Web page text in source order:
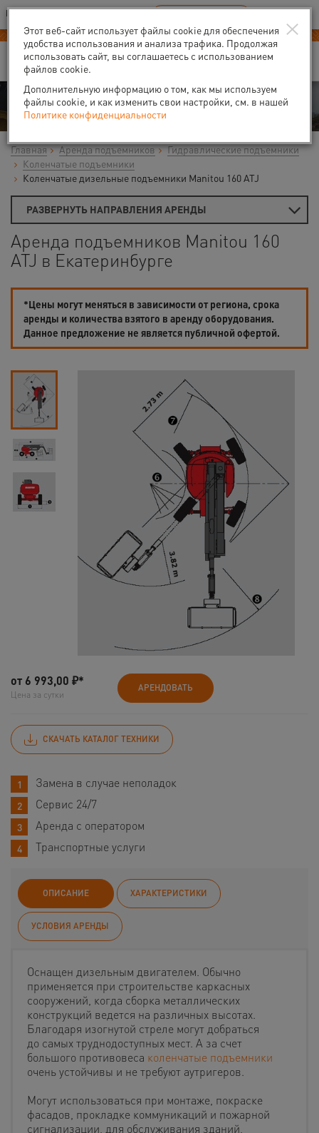
Ваш город:Екатеринбург
В Вашем регионе нет наших офисов RU EN
Аренда
Главная Аренда подъемников
Гидравлические подъемники
Коленчатые подъемники
Коленчатые дизельные подъемники Manitou 160 ATJ
РАЗВЕРНУТЬ НАПРАВЛЕНИЯ АРЕНДЫ
Аренда подъемников Manitou 160
ATJ в Екатеринбурге
*Цены могут меняться в зависимости от региона, срока
аренды и количества взятого в аренду оборудования.
Данное предложение не является публичной офертой.
от 6 993,00 ₽*
Цена за сутки
АРЕНДОВАТЬ
СКАЧАТЬ КАТАЛОГ ТЕХНИКИ
Замена в случае неполадок
Сервис 24/7
Аренда с оператором
Транспортные услуги
ОПИСАНИЕ ХАРАКТЕРИСТИКИ
УСЛОВИЯ АРЕНДЫ
Оснащен дизельным двигателем. Обычно
применяется при строительстве каркасных
сооружений, когда сборка металлических
конструкций ведется на различных высотах.
Благодаря изогнутой стреле могут добраться
до самых труднодоступных мест. А за счет
большого противовеса коленчатые подъемники
очень устойчивы и не требуют аутригеров.
Могут использоваться при монтаже, покраске
фасадов, прокладке коммуникаций и пожарной
сигнализации, для обслуживания зданий,
×
Этот веб-сайт использует файлы cookie для обеспечения
удобства использования и анализа трафика. Продолжая
использовать сайт, вы соглашаетесь с использованием
файлов cookie.
Дополнительную информацию о том, как мы используем
файлы cookie, и как изменить свои настройки, см. в нашей
Политике конфиденциальности